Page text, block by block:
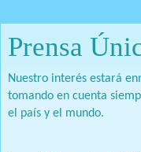
Prensa
Nuestro interés estará
tomando en cuenta
el país y el mundo.